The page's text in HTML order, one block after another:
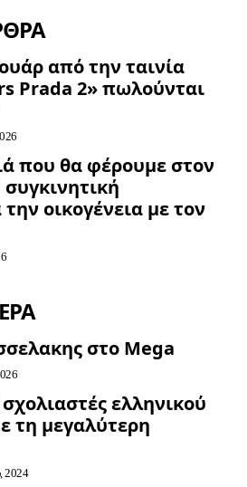
από την ταινία
Prada 2» πωλούνται
που θα φέρουμε στον
οικογένεια με τον
στο Mega
σχολιαστές ελληνικού
τη μεγαλύτερη
2024